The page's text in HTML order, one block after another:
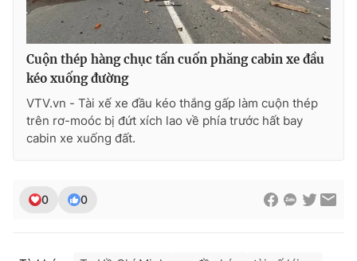
VTV Money VTV Thể thao
VTV Sức khoẻ Bất động sản
Thị trường 24h Tấm lòng Việt
VTV9
Liên hệ tòa soạn English
Cuộn thép hàng chục tấn cuốn phăng cabin xe đầu
kéo xuống đường
VTV.vn - Tài xế xe đầu kéo thắng gấp làm cuộn thép
trên rơ-moóc bị đứt xích lao về phía trước hất bay
cabin xe xuống đất.
0 0